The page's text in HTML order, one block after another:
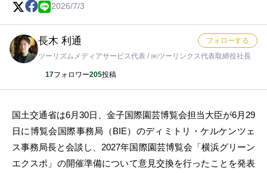
2026/7/3
長木 利通
ツーリズムメディアサービス代表 / ㈱ツーリンクス代表取締役社長
17フォロワー205投稿
フォローする
国土交通省は6月30日、金子国際園芸博覧会担当大臣が6月29
日に博覧会国際事務局（BIE）のディミトリ・ケルケンツェ
ス事務局長と会談し、2027年国際園芸博覧会「横浜グリーン
エクスポ」の開催準備について意見交換を行ったことを発表